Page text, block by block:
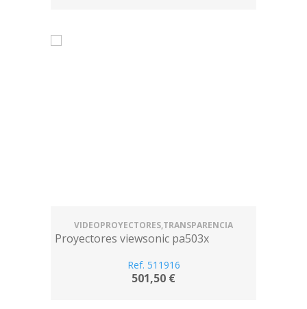
VIDEOPROYECTORES,TRANSPARENCIA
Proyectores viewsonic pa503x
Ref. 511916
501,50 €